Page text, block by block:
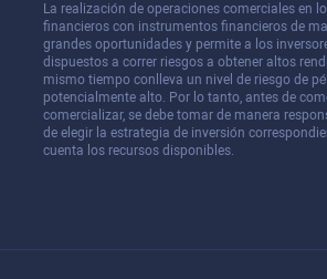
La realización de operaciones comerciales en
financieros con instrumentos financieros de
grandes oportunidades y permite a los
dispuestos a correr riesgos a obtener altos
mismo tiempo conlleva un nivel de riesgo de
potencialmente alto. Por lo tanto, antes de
comercializar, se debe tomar de manera
de elegir la estrategia de inversión
cuenta los recursos disponibles.